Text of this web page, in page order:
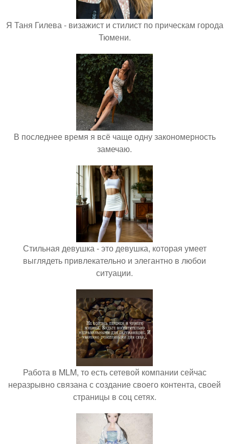
Я Таня Гилева - визажист и стилист по прическам города
Тюмени.
В последнее время я всё чаще одну закономерность
замечаю.
Стильная девушка - это девушка, которая умеет
выглядеть привлекательно и элегантно в любои
ситуации.
Работа в MLM, то есть сетевой компании сейчас
неразрывно связана с создание своего контента, своей
страницы в соц сетях.